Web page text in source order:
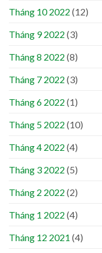
Tháng 10 2022 (12)
Tháng 9 2022 (3)
Tháng 8 2022 (8)
Tháng 7 2022 (3)
Tháng 6 2022 (1)
Tháng 5 2022 (10)
Tháng 4 2022 (4)
Tháng 3 2022 (5)
Tháng 2 2022 (2)
Tháng 1 2022 (4)
Tháng 12 2021 (4)